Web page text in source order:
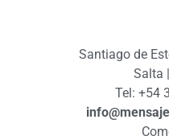
Santiago de
Salta
Tel: +54